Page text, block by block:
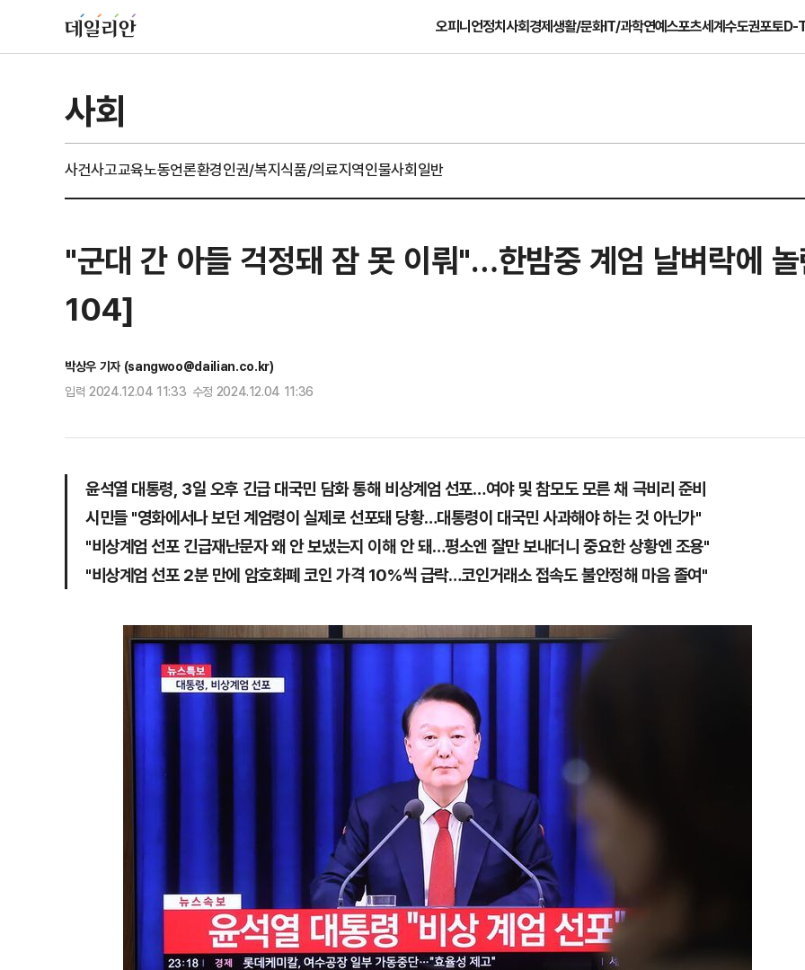
오피니언정치사회경제생활/문화IT/과학연예스포츠세계수도권포토D-
사회
사건사고교육노동언론환경인권/복지식품/의료지역인물사회일반
"군대 간 아들 걱정돼 잠 못 이뤄"…한밤중 계엄 날벼락에
104]
박상우 기자 (sangwoo@dailian.co.kr)
입력 2024.12.04 11:33 수정 2024.12.04 11:36
윤석열 대통령, 3일 오후 긴급 대국민 담화 통해 비상계엄 선포…여야 및 참모도 모른 채 극비리 준비
시민들 "영화에서나 보던 계엄령이 실제로 선포돼 당황…대통령이 대국민 사과해야 하는 것 아닌가"
"비상계엄 선포 긴급재난문자 왜 안 보냈는지 이해 안 돼…평소엔 잘만 보내더니 중요한 상황엔 조용"
"비상계엄 선포 2분 만에 암호화폐 코인 가격 10%씩 급락…코인거래소 접속도 불안정해 마음 졸여"
1
삼전닉스 레버리지 열기 식었
2